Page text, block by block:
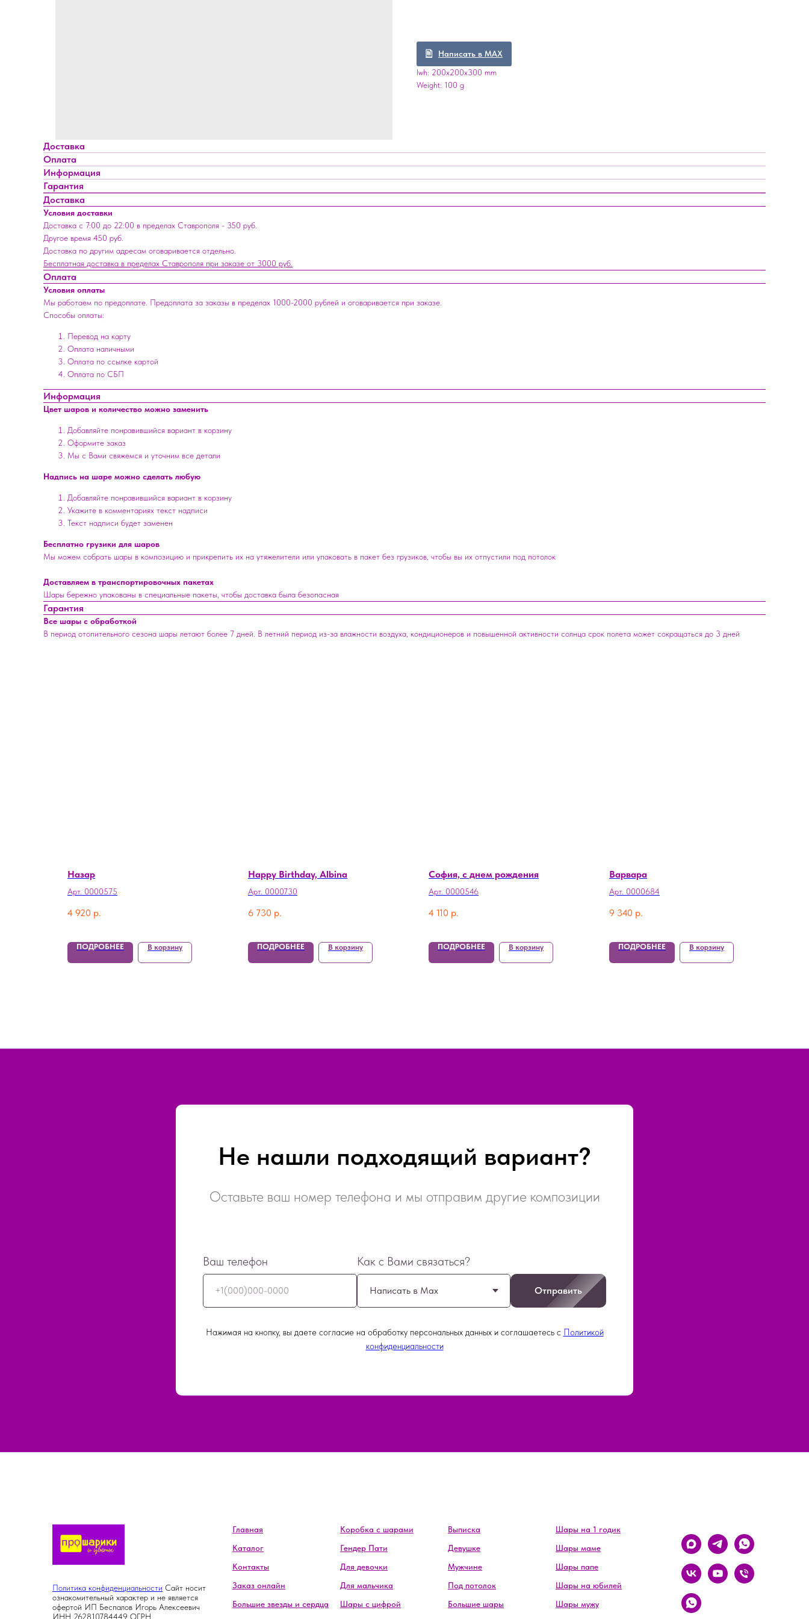
Написать в MAX
lwh: 200x200x300 mm
Weight: 100 g
Доставка
Оплата
Информация
Гарантия
Доставка
Условия доставки
Доставка с 7:00 до 22:00 в пределах Ставрополя - 350 руб.
Другое время 450 руб.
Доставка по другим адресам оговаривается отдельно.
Бесплатная доставка в пределах Ставрополя при заказе от 3000 руб.
Оплата
Условия оплаты
Мы работаем по предоплате. Предоплата за заказы в пределах 1000-2000 рублей и оговаривается при заказе.
Способы оплаты:
Перевод на карту
Оплата наличными
Оплата по ссылке картой
Оплата по СБП
Информация
Цвет шаров и количество можно заменить
Добавляйте понравившийся вариант в корзину
Оформите заказ
Мы с Вами свяжемся и уточним все детали
Надпись на шаре можно сделать любую
Добавляйте понравившийся вариант в корзину
Укажите в комментариях текст надписи
Текст надписи будет заменен
Бесплатно грузики для шаров
Мы можем собрать шары в композицию и прикрепить их на утяжелители или упаковать в пакет без грузиков, чтобы вы их отпустили под потолок
Доставляем в транспортировочных пакетах
Шары бережно упакованы в специальные пакеты, чтобы доставка была безопасная
Гарантия
Все шары с обработкой
В период отопительного сезона шары летают более 7 дней. В летний период из-за влажности воздуха, кондиционеров и повышенной активности солнца срок полета может сокращаться до 3 дней
Назар
Арт. 0000575
4 920 р.
ПОДРОБНЕЕ В корзину
Happy Birthday, Albina
Арт. 0000730
6 730 р.
ПОДРОБНЕЕ В корзину
София, с днем рождения
Арт. 0000546
4 110 р.
ПОДРОБНЕЕ В корзину
Варвара
Арт. 0000684
9 340 р.
ПОДРОБНЕЕ В корзину
Не нашли подходящий вариант?
Оставьте ваш номер телефона и мы отправим другие композиции
Ваш телефон
+1(000)000-0000
Как с Вами связаться?
Отправить
Нажимая на кнопку, вы даете согласие на обработку персональных данных и соглашаетесь c Политикой
конфиденциальности
Политика конфиденциальности Сайт носит
ознакомительный характер и не является
офертой ИП Беспалов Игорь Алексеевич
ИНН 262810784449 ОГРН
Главная
Каталог
Контакты
Заказ онлайн
Большие звезды и сердца
Коробка с шарами
Гендер Пати
Для девочки
Для мальчика
Шары с цифрой
Выписка
Девушке
Мужчине
Под потолок
Большие шары
Шары на 1 годик
Шары маме
Шары папе
Шары на юбилей
Шары мужу